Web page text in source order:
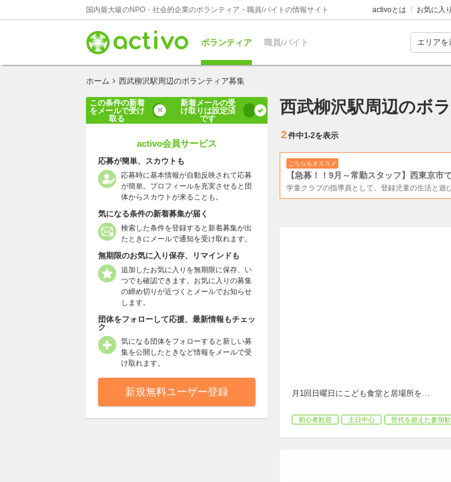
国内最大級のNPO・社会的企業のボランティア・職員/バイトの情報サイト activoとは お気に入り
ボランティア 職員/バイト
ホーム 西武柳沢駅周辺のボランティア募集
西武柳沢駅周辺のボ
2件中1-2を表示
こちらもオススメ
【急募！！9月～常勤スタッフ】西東京市
学童クラブの指導員として、登録児童の生活と遊
月1回日曜日にこども食堂と居場所を…
初心者歓迎 土日中心 世代を超えた参加
この条件の新着
をメールで受け
取る
新着メールの受
け取りは設定済
です
activo会員サービス
応募が簡単、スカウトも
応募時に基本情報が自動反映されて応募
が簡単。プロフィールを充実させると団
体からスカウトが来ることも。
気になる条件の新着募集が届く
検索した条件を登録すると新着募集が出
たときにメールで通知を受け取れます。
無期限のお気に入り保存、リマインドも
追加したお気に入りを無期限に保存、い
つでも確認できます。お気に入りの募集
の締め切りが近づくとメールでお知らせ
します。
団体をフォローして応援、最新情報もチェッ
ク
気になる団体をフォローすると新しい募
集を公開したときなど情報をメールで受
け取れます。
新規無料ユーザー登録